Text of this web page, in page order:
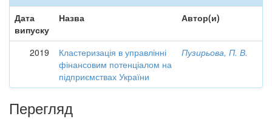
Дата
випуску
Назва Автор(и)
2019
Кластеризація в управлінні
фінансовим потенціалом на
підприємствах України
Пузирьова, П. В.
Перегляд